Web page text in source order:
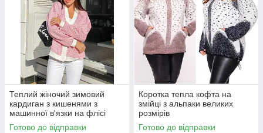
Теплий жіночий зимовий
кардиган з кишенями з
машинної в'язки на флісі
полубатал і батал
Готово до відправки
Коротка тепла кофта на
змійці з альпаки великих
розмірів
Готово до відправки